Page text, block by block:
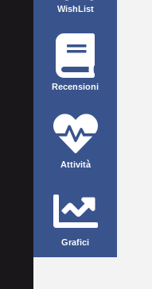
WishList
Recensioni
Attività
Grafici